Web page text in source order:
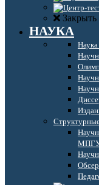
Закрыть
НАУКА